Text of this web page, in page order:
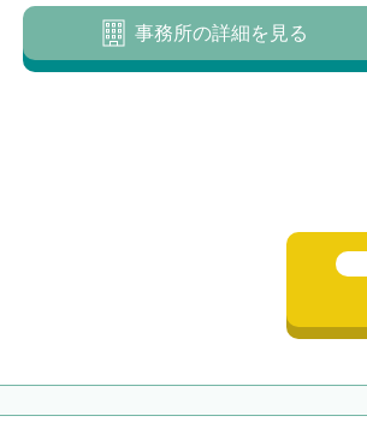
事務所の詳細を見る